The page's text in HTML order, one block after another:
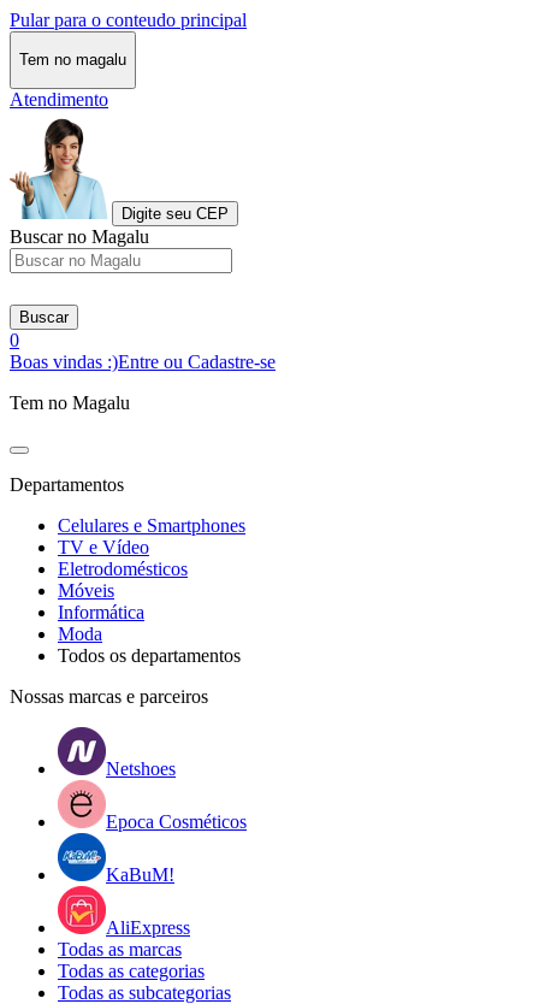
Pular para o conteudo principal
Tem no magalu
Atendimento
Digite seu CEP
Buscar no Magalu
Buscar
0
Boas vindas :)Entre ou Cadastre-se
Tem no Magalu
Departamentos
Celulares e Smartphones
TV e Vídeo
Eletrodomésticos
Móveis
Informática
Moda
Todos os departamentos
Nossas marcas e parceiros
Netshoes
Epoca Cosméticos
KaBuM!
AliExpress
Todas as marcas
Todas as categorias
Todas as subcategorias